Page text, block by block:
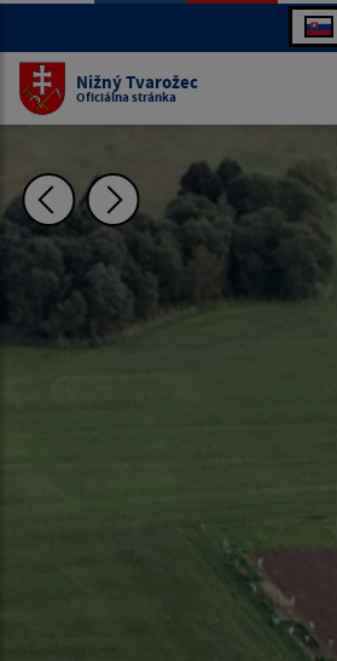
Nižný Tvarožec
Oficiálna stránka